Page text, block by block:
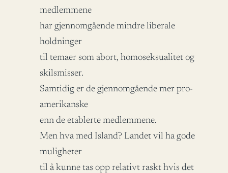
medlemmene
har gjennomgående mindre liberale
holdninger
til temaer som abort, homoseksualitet og
skilsmisser.
Samtidig er de gjennomgående mer pro-
amerikanske
enn de etablerte medlemmene.
Men hva med Island? Landet vil ha gode
muligheter
til å kunne tas opp relativt raskt hvis det